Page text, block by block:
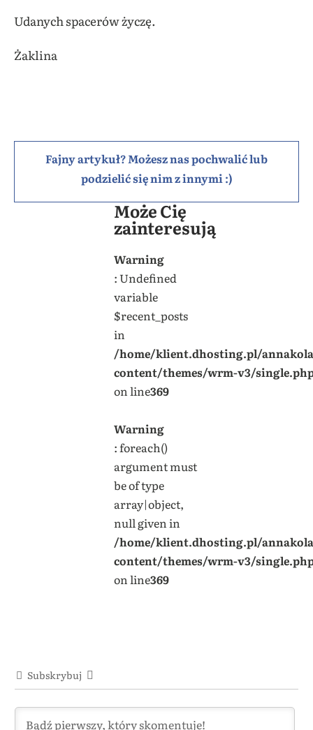
Udanych spacerów życzę.
Żaklina
Fajny artykuł? Możesz nas pochwalić lub
podzielić się nim z innymi :)
Może Cię
zainteresują
Warning
: Undefined
variable
$recent_posts
in
/home/klient.dhosting.pl/
content/themes/wrm-v3/
on line369
Warning
: foreach()
argument must
be of type
array|object,
null given in
/home/klient.dhosting.pl/
content/themes/wrm-v3/
on line369
Subskrybuj